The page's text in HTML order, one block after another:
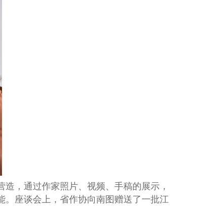
，通过作家照片、视频、手稿的展示，
座谈会上，省作协向南图赠送了一批江